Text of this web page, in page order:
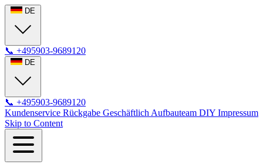
DE
📞 +495903-9689120
DE
📞 +495903-9689120
Kundenservice Rückgabe Geschäftlich Aufbauteam DIY Impressum
Skip to Content